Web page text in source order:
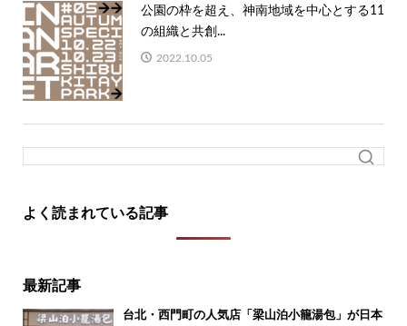
公園の枠を超え、神南地域を中心とする11
の組織と共創...
2022.10.05
よく読まれている記事
最新記事
台北・西門町の人気店「梁山泊小籠湯包」が日本